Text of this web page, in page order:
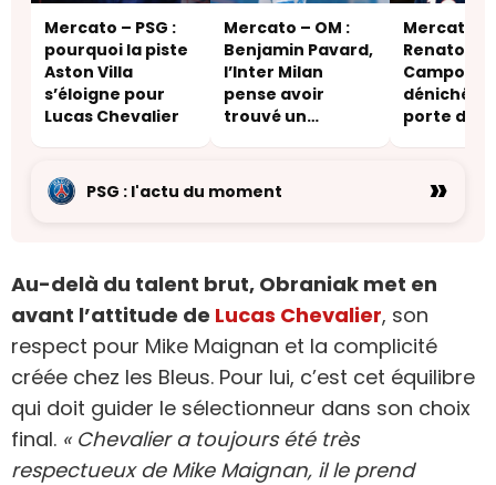
Mercato – PSG :
pourquoi la piste
Aston Villa
s’éloigne pour
Lucas Chevalier
Mercato – OM :
Benjamin Pavard,
l’Inter Milan
pense avoir
trouvé un
Mercato –
Renato
Campos
déniché
porte de
PSG : l'actu du moment
»
Au-delà du talent brut, Obraniak met en
avant l’attitude de Lucas Chevalier, son
respect pour Mike Maignan et la complicité
créée chez les Bleus. Pour lui, c’est cet équilibre
qui doit guider le sélectionneur dans son choix
final. « Chevalier a toujours été très
respectueux de Mike Maignan, il le prend